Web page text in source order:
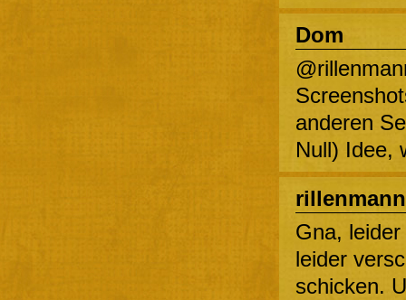
Dom
anderen
Null) Idee,
Gna,
leider
schicken.